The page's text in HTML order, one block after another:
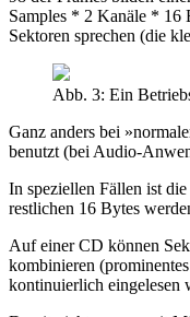
Samples * 2 Kanäle * 16
Sektoren sprechen (die
Abb. 3: Ein
Ganz anders bei
benutzt (bei Audio-
In speziellen Fällen ist
restlichen 16 Bytes
Auf einer CD können
kombinieren
kontinuierlich eingelesen